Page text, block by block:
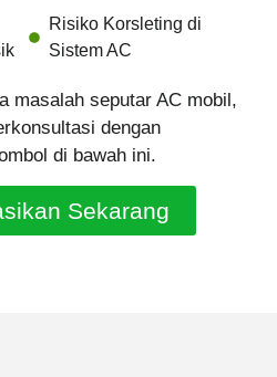
Risiko Korsleting di
Sistem AC
masalah seputar AC mobil,
dengan
di bawah ini.
Sekarang